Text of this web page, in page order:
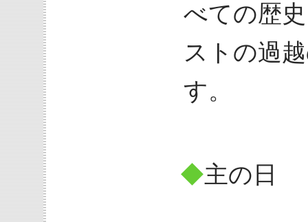
べての歴
ストの過
す。
◆主の日